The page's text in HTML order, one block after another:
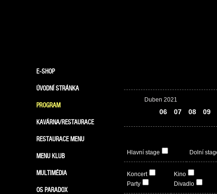
E-SHOP
ÚVODNÍ STRÁNKA
PROGRAM
KAVÁRNA/RESTAURACE
RESTAURACE MENU
MENU KLUB
MULTIMÉDIA
OS PARADOX
Duben 2021
06 07 08 09
Hlavní stage Dolní
Koncert
Party
Kino
Divadlo